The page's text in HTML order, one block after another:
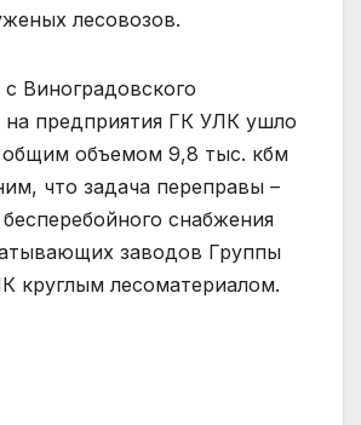
лесовозов.
Виноградовского
на предприятия ГК УЛК ушло
объемом 9,8 тыс. кбм
что задача переправы –
снабжения
заводов Группы
круглым лесоматериалом.